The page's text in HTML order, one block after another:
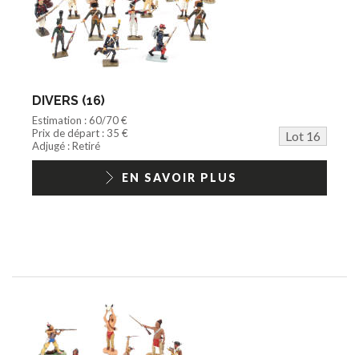
DIVERS (16)
Estimation : 60/70 €
Prix de départ : 35 €
Lot 16
Adjugé : Retiré
EN SAVOIR PLUS